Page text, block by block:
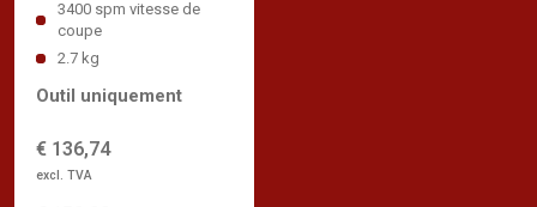
3400 spm vitesse de
coupe
2.7 kg
€ 136,74
excl. TVA
Outil uniquement